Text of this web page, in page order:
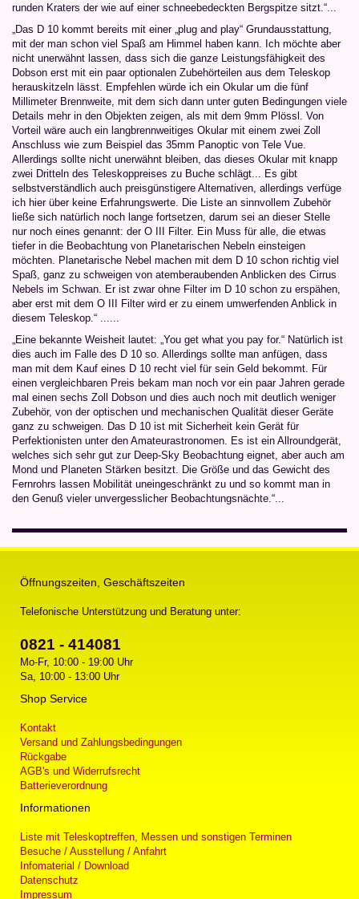
runden Kraters der wie auf einer schneebedeckten Bergspitze sitzt.“...
„Das D 10 kommt bereits mit einer „plug and play“ Grundausstattung,
mit der man schon viel Spaß am Himmel haben kann. Ich möchte aber
nicht unerwähnt lassen, dass sich die ganze Leistungsfähigkeit des
Dobson erst mit ein paar optionalen Zubehörteilen aus dem Teleskop
herauskitzeln lässt. Empfehlen würde ich ein Okular um die fünf
Millimeter Brennweite, mit dem sich dann unter guten Bedingungen viele
Details mehr in den Objekten zeigen, als mit dem 9mm Plössl. Von
Vorteil wäre auch ein langbrennweitiges Okular mit einem zwei Zoll
Anschluss wie zum Beispiel das 35mm Panoptic von Tele Vue.
Allerdings sollte nicht unerwähnt bleiben, das dieses Okular mit knapp
zwei Dritteln des Teleskoppreises zu Buche schlägt... Es gibt
selbstverständlich auch preisgünstigere Alternativen, allerdings verfüge
ich hier über keine Erfahrungswerte. Die Liste an sinnvollem Zubehör
ließe sich natürlich noch lange fortsetzen, darum sei an dieser Stelle
nur noch eines genannt: der O III Filter. Ein Muss für alle, die etwas
tiefer in die Beobachtung von Planetarischen Nebeln einsteigen
möchten. Planetarische Nebel machen mit dem D 10 schon richtig viel
Spaß, ganz zu schweigen von atemberaubenden Anblicken des Cirrus
Nebels im Schwan. Er ist zwar ohne Filter im D 10 schon zu erspähen,
aber erst mit dem O III Filter wird er zu einem umwerfenden Anblick in
diesem Teleskop.“ ......
„Eine bekannte Weisheit lautet: „You get what you pay for.“ Natürlich ist
dies auch im Falle des D 10 so. Allerdings sollte man anfügen, dass
man mit dem Kauf eines D 10 recht viel für sein Geld bekommt. Für
einen vergleichbaren Preis bekam man noch vor ein paar Jahren gerade
mal einen sechs Zoll Dobson und dies auch noch mit deutlich weniger
Zubehör, von der optischen und mechanischen Qualität dieser Geräte
ganz zu schweigen. Das D 10 ist mit Sicherheit kein Gerät für
Perfektionisten unter den Amateurastronomen. Es ist ein Allroundgerät,
welches sich sehr gut zur Deep-Sky Beobachtung eignet, aber auch am
Mond und Planeten Stärken besitzt. Die Größe und das Gewicht des
Fernrohrs lassen Mobilität uneingeschränkt zu und so kommt man in
den Genuß vieler unvergesslicher Beobachtungsnächte.“...
Öffnungszeiten, Geschäftszeiten
Telefonische Unterstützung und Beratung unter:
0821 - 414081
Mo-Fr, 10:00 - 19:00 Uhr
Sa, 10:00 - 13:00 Uhr
Shop Service
Kontakt
Versand und Zahlungsbedingungen
Rückgabe
AGB's und Widerrufsrecht
Batterieverordnung
Informationen
Liste mit Teleskoptreffen, Messen und sonstigen Terminen
Besuche / Ausstellung / Anfahrt
Infomaterial / Download
Datenschutz
Impressum